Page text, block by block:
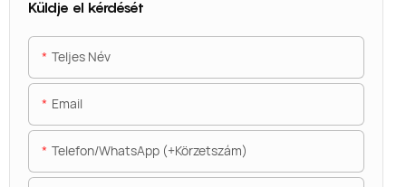
Küldje el kérdését
Teljes Név
Email
Telefon/WhatsApp (+körzetszám)